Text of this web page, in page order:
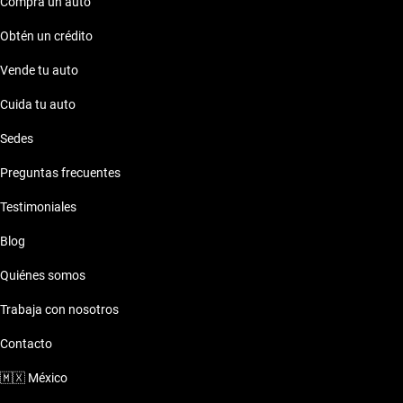
Obtén un crédito
Vende tu auto
Cuida tu auto
Sedes
Preguntas frecuentes
Testimoniales
Blog
Quiénes somos
Trabaja con nosotros
Contacto
🇲🇽 México